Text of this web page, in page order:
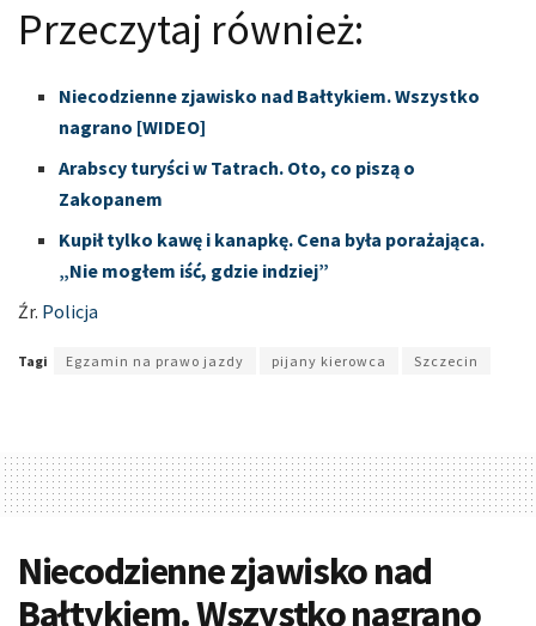
Przeczytaj również:
Niecodzienne zjawisko nad Bałtykiem. Wszystko
nagrano [WIDEO]
Arabscy turyści w Tatrach. Oto, co piszą o
Zakopanem
Kupił tylko kawę i kanapkę. Cena była porażająca.
„Nie mogłem iść, gdzie indziej”
Źr. Policja
Tagi Egzamin na prawo jazdy pijany kierowca Szczecin
Niecodzienne zjawisko nad
Bałtykiem. Wszystko nagrano